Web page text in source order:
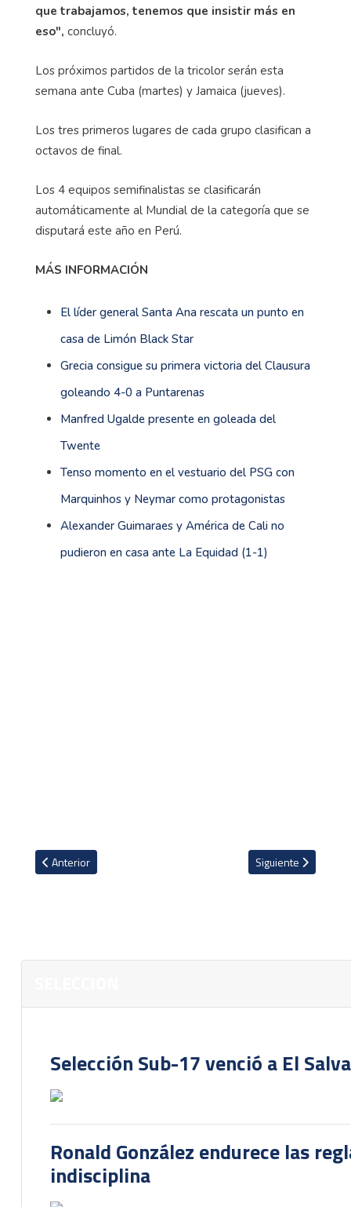
que trabajamos, tenemos que insistir más en
eso", concluyó.
Los próximos partidos de la tricolor serán esta
semana ante Cuba (martes) y Jamaica (jueves).
Los tres primeros lugares de cada grupo clasifican a
octavos de final.
Los 4 equipos semifinalistas se clasificarán
automáticamente al Mundial de la categoría que se
disputará este año en Perú.
MÁS INFORMACIÓN
El líder general Santa Ana rescata un punto en
casa de Limón Black Star
Grecia consigue su primera victoria del Clausura
goleando 4-0 a Puntarenas
Manfred Ugalde presente en goleada del
Twente
Tenso momento en el vestuario del PSG con
Marquinhos y Neymar como protagonistas
Alexander Guimaraes y América de Cali no
pudieron en casa ante La Equidad (1-1)
Artículo anterior: Fedefútbol trabaja para traer el VAR al país en
Anterior Artículo siguiente:
Siguiente
Selección Sub-17 venció a El
Ronald González endurece las
indisciplina